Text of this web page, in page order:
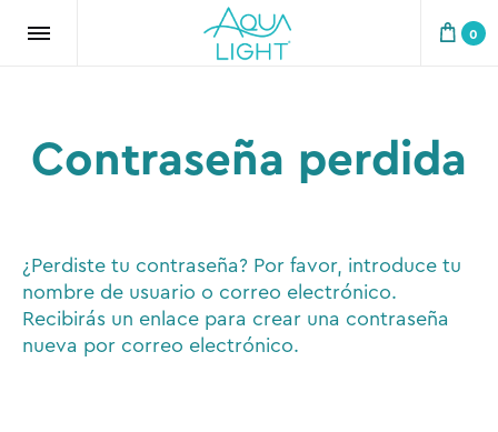
Aqualight
Natural
Perfection
0
Contraseña perdida
¿Perdiste tu contraseña? Por favor, introduce tu
nombre de usuario o correo electrónico.
Recibirás un enlace para crear una contraseña
nueva por correo electrónico.